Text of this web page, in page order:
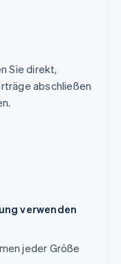
Sie direkt,
abschließen
verwenden
jeder Größe